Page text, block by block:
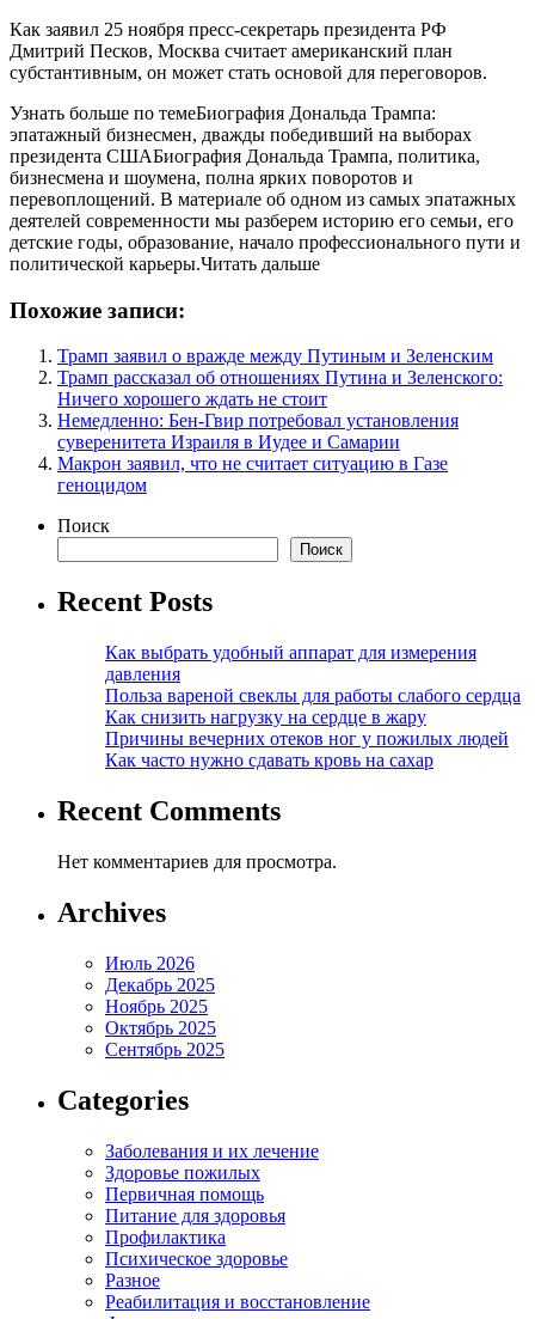
Как заявил 25 ноября пресс-секретарь президента РФ
Дмитрий Песков, Москва считает американский план
субстантивным, он может стать основой для переговоров.
Узнать больше по темеБиография Дональда Трампа:
эпатажный бизнесмен, дважды победивший на выборах
президента СШАБиография Дональда Трампа, политика,
бизнесмена и шоумена, полна ярких поворотов и
перевоплощений. В материале об одном из самых эпатажных
деятелей современности мы разберем историю его семьи, его
детские годы, образование, начало профессионального пути и
политической карьеры.Читать дальше
Похожие записи:
Трамп заявил о вражде между Путиным и Зеленским
Трамп рассказал об отношениях Путина и Зеленского:
Ничего хорошего ждать не стоит
Немедленно: Бен-Гвир потребовал установления
суверенитета Израиля в Иудее и Самарии
Макрон заявил, что не считает ситуацию в Газе
геноцидом
Поиск
Поиск
Recent Posts
Как выбрать удобный аппарат для измерения
давления
Польза вареной свеклы для работы слабого сердца
Как снизить нагрузку на сердце в жару
Причины вечерних отеков ног у пожилых людей
Как часто нужно сдавать кровь на сахар
Recent Comments
Нет комментариев для просмотра.
Archives
Июль 2026
Декабрь 2025
Ноябрь 2025
Октябрь 2025
Сентябрь 2025
Categories
Заболевания и их лечение
Здоровье пожилых
Первичная помощь
Питание для здоровья
Профилактика
Психическое здоровье
Разное
Реабилитация и восстановление